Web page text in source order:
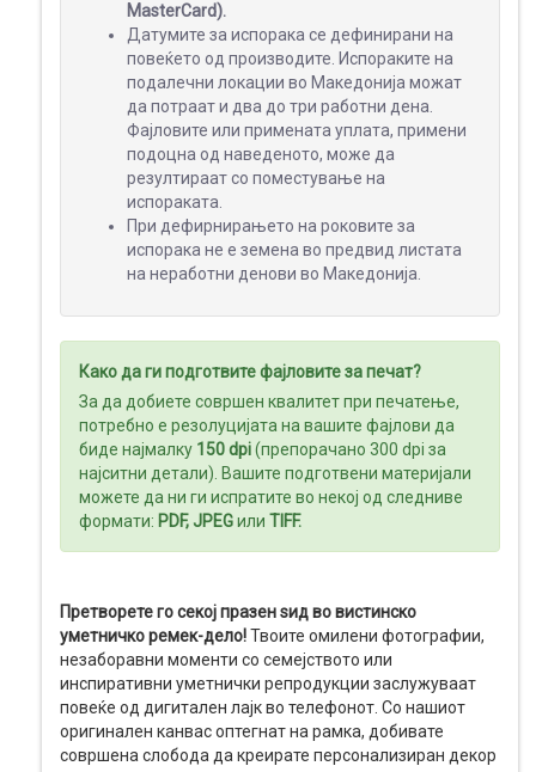
ПРОМОТИВНИ
МАТЕРИЈАЛИ
ДИСПЛЕИ
MasterCard).
Датумите за испорака се дефинирани на
повеќето од производите. Испораките на
подалечни локации во Македонија можат
да потраат и два до три работни дена.
Фајловите или примената уплата, примени
подоцна од наведеното, може да
резултираат со поместување на
испораката.
При дефирнирањето на роковите за
испорака не е земена во предвид листата
на неработни денови во Македонија.
Како да ги подготвите фајловите за печат?
За да добиете совршен квалитет при печатење,
потребно е резолуцијата на вашите фајлови да
биде најмалку 150 dpi(препорачано 300 dpi за
најситни детали). Вашите подготвени материјали
можете да ни ги испратите во некој од следниве
формати: PDF, JPEGили TIFF.
Претворете го секој празен ѕид во вистинско
уметничко ремек-дело!Твоите омилени фотографии,
незаборавни моменти со семејството или
инспиративни уметнички репродукции заслужуваат
повеќе од дигитален лајк во телефонот. Со нашиот
оригинален канвас оптегнат на рамка, добивате
совршена слобода да креирате персонализиран декор